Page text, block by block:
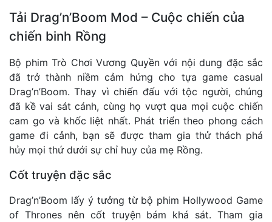
Tải Drag’n’Boom Mod – Cuộc chiến của
chiến binh Rồng
Bộ phim Trò Chơi Vương Quyền với nội dung đặc sắc
đã trở thành niềm cảm hứng cho tựa game casual
Drag’n’Boom. Thay vì chiến đấu với tộc người, chúng
đã kề vai sát cánh, cùng họ vượt qua mọi cuộc chiến
cam go và khốc liệt nhất. Phát triển theo phong cách
game đi cảnh, bạn sẽ được tham gia thử thách phá
hủy mọi thứ dưới sự chỉ huy của mẹ Rồng.
Cốt truyện đặc sắc
Drag’n’Boom lấy ý tưởng từ bộ phim Hollywood Game
of Thrones nên cốt truyện bám khá sát. Tham gia